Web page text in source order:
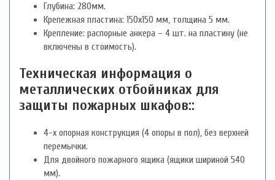
Глубина: 280мм.
Крепежная пластина: 150х150 мм, толщина 5 мм.
Крепление: распорные анкера – 4 шт. на пластину (не
включены в стоимость).
Техническая информация о
металлических отбойниках для
защиты пожарных шкафов::
4-х опорная конструкция (4 опоры в пол), без верхней
перемычки.
Для двойного пожарного ящика (ящики шириной 540
мм).